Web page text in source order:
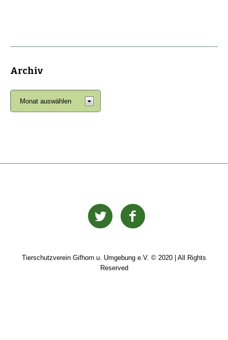
Archiv
Tierschutzverein Gifhorn u. Umgebung e.V. © 2020 | All Rights
Reserved